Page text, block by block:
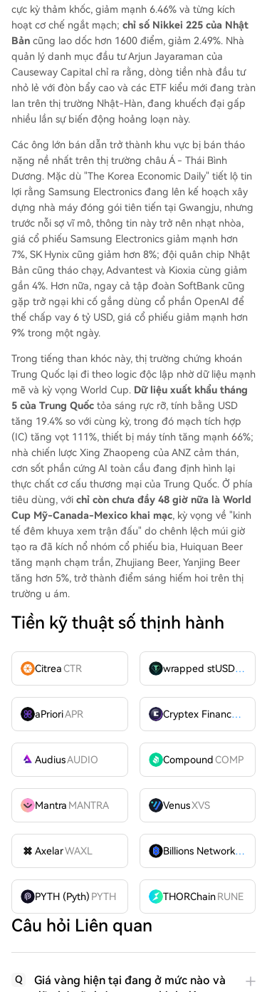
cực kỳ thảm khốc, giảm mạnh 6.46% và từng kích
hoạt cơ chế ngắt mạch; chỉ số Nikkei 225 của Nhật
Bản cũng lao dốc hơn 1600 điểm, giảm 2.49%. Nhà
quản lý danh mục đầu tư Arjun Jayaraman của
Causeway Capital chỉ ra rằng, dòng tiền nhà đầu tư
nhỏ lẻ với đòn bẩy cao và các ETF kiểu mới đang tràn
lan trên thị trường Nhật-Hàn, đang khuếch đại gấp
nhiều lần sự biến động hoảng loạn này.
Các ông lớn bán dẫn trở thành khu vực bị bán tháo
nặng nề nhất trên thị trường châu Á - Thái Bình
Dương. Mặc dù "The Korea Economic Daily" tiết lộ tin
lợi rằng Samsung Electronics đang lên kế hoạch xây
dựng nhà máy đóng gói tiên tiến tại Gwangju, nhưng
trước nỗi sợ vĩ mô, thông tin này trở nên nhạt nhòa,
giá cổ phiếu Samsung Electronics giảm mạnh hơn
7%, SK Hynix cũng giảm hơn 8%; đội quân chip Nhật
Bản cũng tháo chạy, Advantest và Kioxia cùng giảm
gần 4%. Hơn nữa, ngay cả tập đoàn SoftBank cũng
gặp trở ngại khi cố gắng dùng cổ phần OpenAI để
thế chấp vay 6 tỷ USD, giá cổ phiếu giảm mạnh hơn
9% trong một ngày.
Trong tiếng than khóc này, thị trường chứng khoán
Trung Quốc lại đi theo logic độc lập nhờ dữ liệu mạnh
mẽ và kỳ vọng World Cup. Dữ liệu xuất khẩu tháng
5 của Trung Quốc tỏa sáng rực rỡ, tính bằng USD
tăng 19.4% so với cùng kỳ, trong đó mạch tích hợp
(IC) tăng vọt 111%, thiết bị máy tính tăng mạnh 66%;
nhà chiến lược Xing Zhaopeng của ANZ cảm thán,
cơn sốt phần cứng AI toàn cầu đang định hình lại
thực chất cơ cấu thương mại của Trung Quốc. Ở phía
tiêu dùng, với chỉ còn chưa đầy 48 giờ nữa là World
Cup Mỹ-Canada-Mexico khai mạc, kỳ vọng về "kinh
tế đêm khuya xem trận đấu" do chênh lệch múi giờ
tạo ra đã kích nổ nhóm cổ phiếu bia, Huiquan Beer
tăng mạnh chạm trần, Zhujiang Beer, Yanjing Beer
tăng hơn 5%, trở thành điểm sáng hiếm hoi trên thị
trường u ám.
Tiền kỹ thuật số thịnh hành
CitreaCTR wrapped stUSDT
aPrioriAPR Cryptex FinanceCTX
AudiusAUDIO CompoundCOMP
Mantra MANTRA VenusXVS
AxelarWAXL Billions Network
BILL
PYTH (Pyth) PYTH THORChain RUNE
Câu hỏi Liên quan
Q
Giá vàng hiện tại đang ở mức nào và